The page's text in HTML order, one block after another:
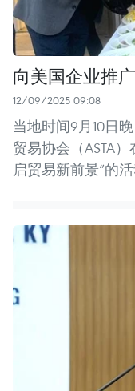
向美国企业推
12/09/2025 09:08
当地时间9月10日
贸易协会（ASTA
启贸易新前景”的活